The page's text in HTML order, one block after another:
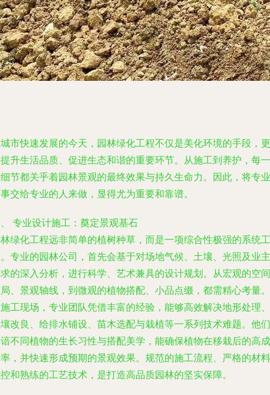
市快速发展的今天，园林绿化工程不仅是美化环境的手段，更
升生活品质、促进生态和谐的重要环节。从施工到养护，每一
节都关乎着园林景观的最终效果与持久生命力。因此，将专业
交给专业的人来做，显得尤为重要和靠谱。
专业设计施工：奠定景观基石
绿化工程远非简单的植树种草，而是一项综合性极强的系统工
专业的园林公司，首先会基于对场地气候、土壤、光照及业主
的深入分析，进行科学、艺术兼具的设计规划。从宏观的空间
、景观轴线，到微观的植物搭配、小品点缀，都需精心考量。
工现场，专业团队凭借丰富的经验，能够高效解决地形处理、
改良、给排水铺设、苗木选配与栽植等一系列技术难题。他们
不同植物的生长习性与搭配美学，能确保植物在移栽后的高成
，并快速形成预期的景观效果。规范的施工流程、严格的材料
和熟练的工艺技术，是打造高品质园林的坚实保障。